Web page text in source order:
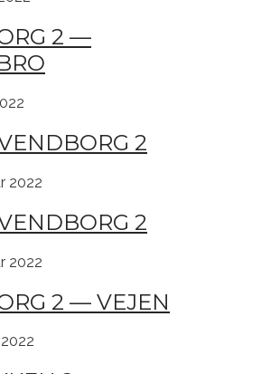
2 —
2
2022
2
2022
2 — VEJEN